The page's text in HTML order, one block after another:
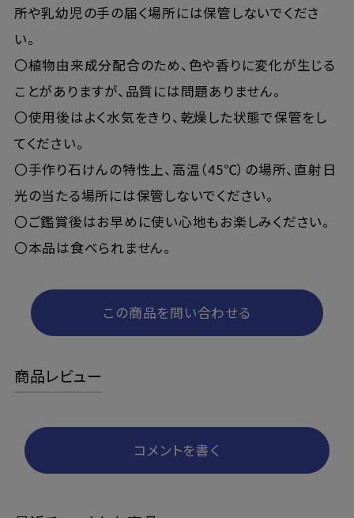
所や乳幼児の手の届く場所には保管しないでくださ
い。
〇植物由来成分配合のため、色や香りに変化が生じる
ことがありますが、品質には問題ありません。
〇使用後はよく水気をきり、乾燥した状態で保管をし
てください。
〇手作り石けんの特性上、高温（45℃）の場所、直射日
光の当たる場所には保管しないでください。
〇ご鑑賞後はお早めに使い心地もお楽しみください。
〇本品は食べられません。
この商品を問い合わせる
商品レビュー
コメントを書く